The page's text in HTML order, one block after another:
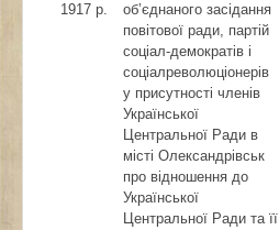
1917 р.
об’єднаного засідання
повітової ради, партій
соціал-демократів і
соціалреволюціонерів
у присутності членів
Української
Центральної Ради в
місті Олександрівськ
про відношення до
Української
Центральної Ради та її